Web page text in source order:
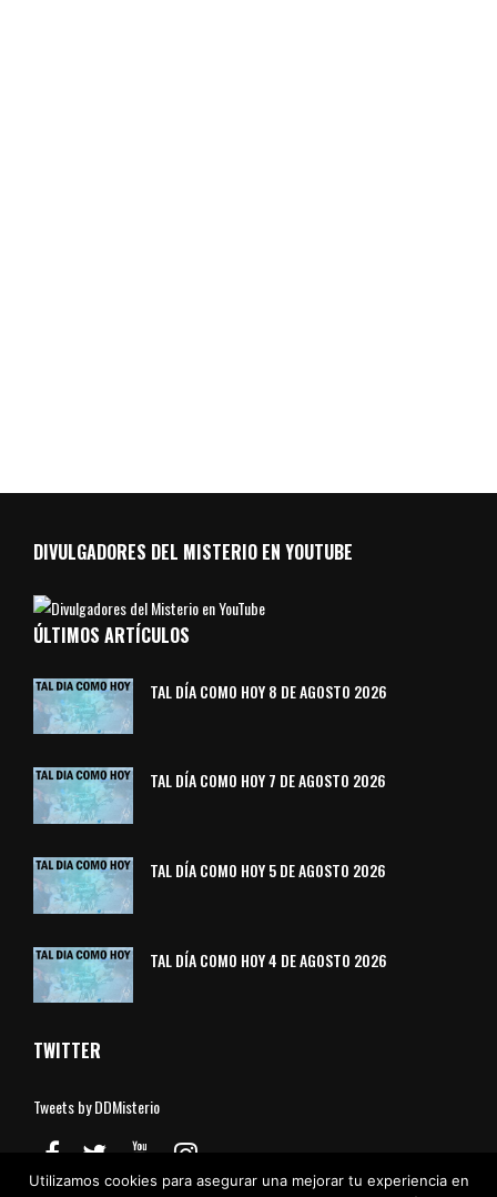
DIVULGADORES DEL MISTERIO EN YOUTUBE
ÚLTIMOS ARTÍCULOS
TAL DÍA COMO HOY 8 DE AGOSTO 2026
TAL DÍA COMO HOY 7 DE AGOSTO 2026
TAL DÍA COMO HOY 5 DE AGOSTO 2026
TAL DÍA COMO HOY 4 DE AGOSTO 2026
TWITTER
Tweets by DDMisterio
Utilizamos cookies para asegurar una mejorar tu experiencia en